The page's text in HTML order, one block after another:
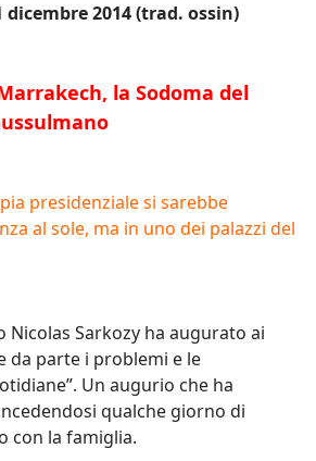
2014 (trad. ossin)
la Sodoma del
presidenziale si sarebbe
al sole, ma in uno dei palazzi del
Nicolas Sarkozy ha augurato ai
da parte i problemi e le
Un augurio che ha
qualche giorno di
con la famiglia.